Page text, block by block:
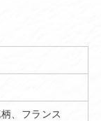
、フランス